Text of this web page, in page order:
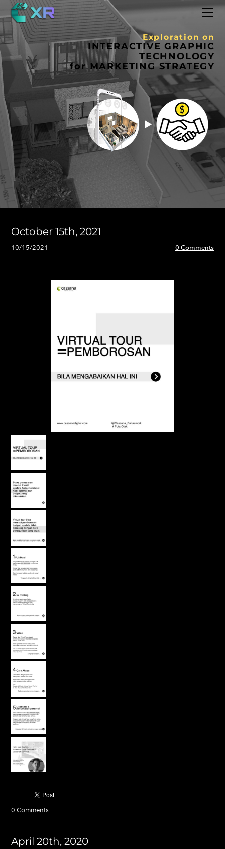
October 15th, 2021
10/15/2021 0 Comments
0 Comments
April 20th, 2020
JOURNAL